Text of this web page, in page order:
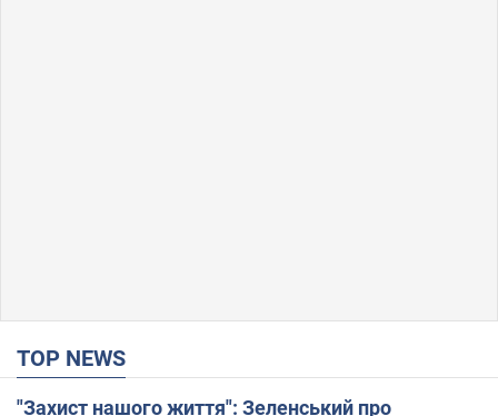
TOP NEWS
"Захист нашого життя": Зеленський про